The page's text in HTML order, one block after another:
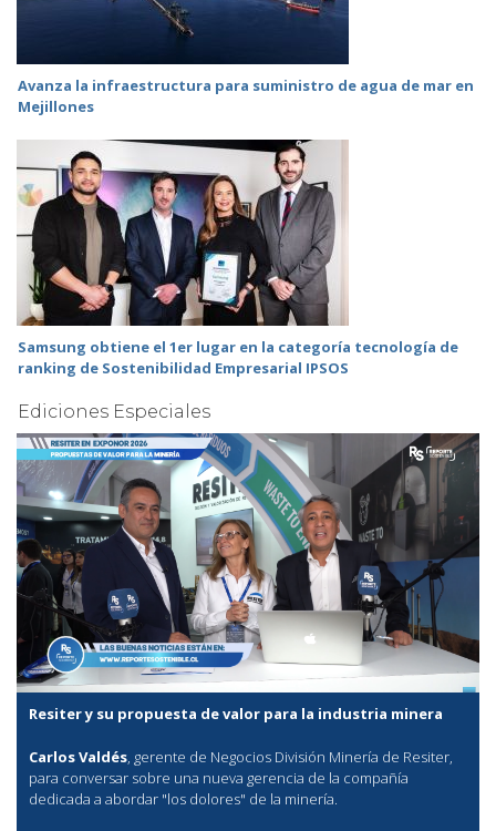
Avanza la infraestructura para suministro de agua de mar en
Mejillones
Samsung obtiene el 1er lugar en la categoría tecnología de
ranking de Sostenibilidad Empresarial IPSOS
Ediciones Especiales
Resiter y su propuesta de valor para la industria minera
Carlos Valdés, gerente de Negocios División Minería de Resiter,
para conversar sobre una nueva gerencia de la compañía
dedicada a abordar "los dolores" de la minería.